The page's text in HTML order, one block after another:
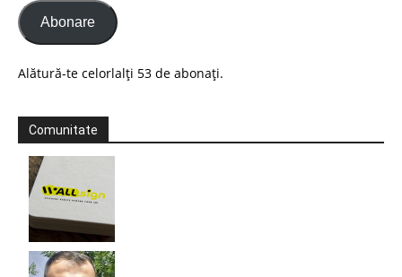
Abonare
Alătură-te celorlalți 53 de abonați.
Comunitate